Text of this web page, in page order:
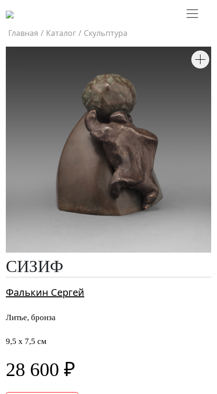
Главная / Каталог / Скульптура
СИЗИФ
Фалькин Сергей
Литье, бронза
9,5 x 7,5 см
28 600 ₽